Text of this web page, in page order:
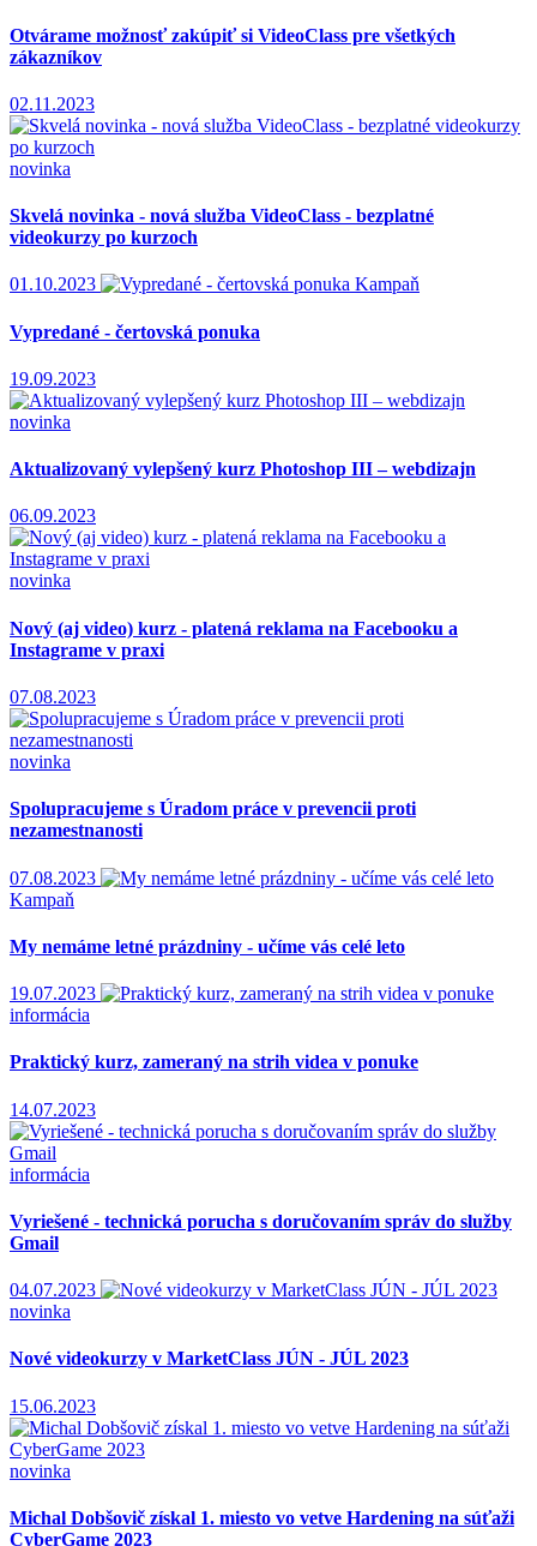
Otvárame možnosť zakúpiť si VideoClass pre všetkých
zákazníkov
02.11.2023
novinka
Skvelá novinka - nová služba VideoClass - bezplatné
videokurzy po kurzoch
01.10.2023 Kampaň
Vypredané - čertovská ponuka
19.09.2023
novinka
Aktualizovaný vylepšený kurz Photoshop III – webdizajn
06.09.2023
novinka
Nový (aj video) kurz - platená reklama na Facebooku a
Instagrame v praxi
07.08.2023
novinka
Spolupracujeme s Úradom práce v prevencii proti
nezamestnanosti
07.08.2023
Kampaň
My nemáme letné prázdniny - učíme vás celé leto
19.07.2023
informácia
Praktický kurz, zameraný na strih videa v ponuke
14.07.2023
informácia
Vyriešené - technická porucha s doručovaním správ do služby
Gmail
04.07.2023
novinka
Nové videokurzy v MarketClass JÚN - JÚL 2023
15.06.2023
novinka
Michal Dobšovič získal 1. miesto vo vetve Hardening na súťaži
CyberGame 2023